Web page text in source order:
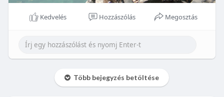
Kedvelés Hozzászólás Megosztás
Több bejegyzés betöltése